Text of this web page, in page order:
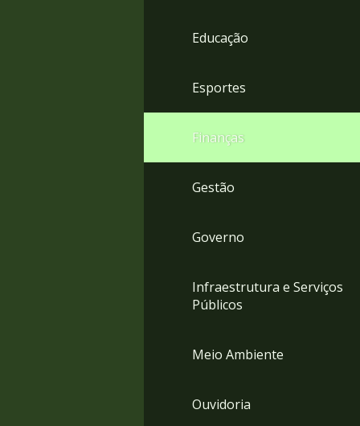
Educação
Esportes
Finanças
Gestão
Governo
Infraestrutura e Serviços
Públicos
Meio Ambiente
Ouvidoria